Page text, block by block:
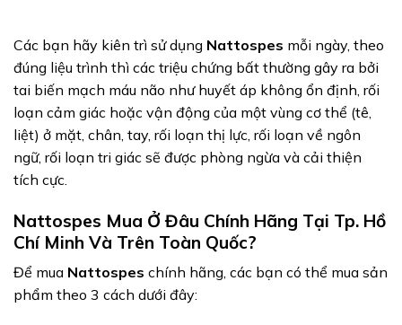
Các bạn hãy kiên trì sử dụng Nattospes mỗi ngày, theo
đúng liệu trình thì các triệu chứng bất thường gây ra bởi
tai biến mạch máu não như huyết áp không ổn định, rối
loạn cảm giác hoặc vận động của một vùng cơ thể (tê,
liệt) ở mặt, chân, tay, rối loạn thị lực, rối loạn về ngôn
ngữ, rối loạn tri giác sẽ được phòng ngừa và cải thiện
tích cực.
Nattospes Mua Ở Đâu Chính Hãng Tại Tp. Hồ
Chí Minh Và Trên Toàn Quốc?
Để mua Nattospes chính hãng, các bạn có thể mua sản
phẩm theo 3 cách dưới đây: